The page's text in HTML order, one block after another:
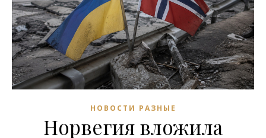
НОВОСТИ РАЗНЫЕ
Норвегия вложила